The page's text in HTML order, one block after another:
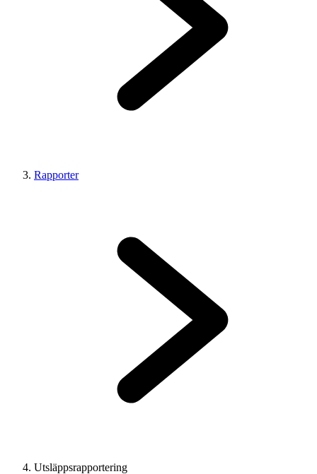
Rapporter
Utsläppsrapportering